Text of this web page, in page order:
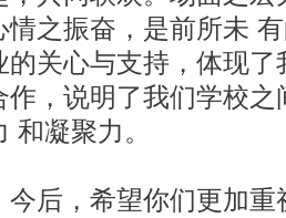
情之振奋，是前所未
的关心与支持，体现
作，说明了我们学校
和凝聚力。
，希望你们更加重